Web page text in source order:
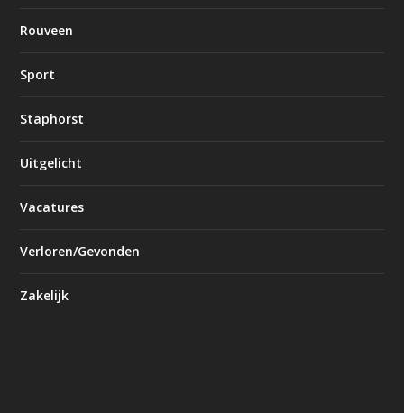
Rouveen
Sport
Staphorst
Uitgelicht
Vacatures
Verloren/Gevonden
Zakelijk